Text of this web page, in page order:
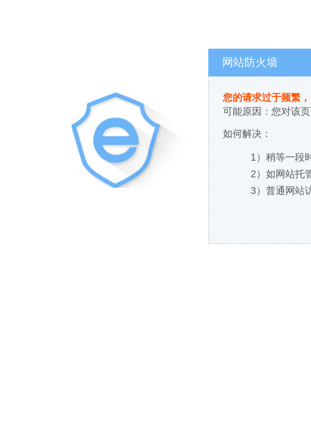
网站防火墙
您的请求过于频繁
可能原因：您对该
如何解决：
1）稍等一段
2）如网站托
3）普通网站